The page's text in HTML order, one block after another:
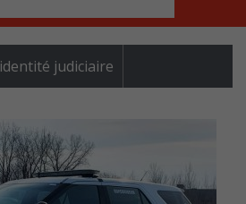
identité judiciaire